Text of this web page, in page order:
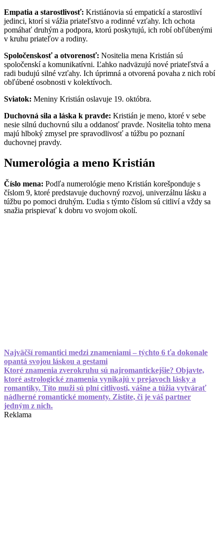
Empatia a starostlivosť: Kristiánovia sú empatickí a starostliví
jedinci, ktorí si vážia priateľstvo a rodinné vzťahy. Ich ochota
pomáhať druhým a podpora, ktorú poskytujú, ich robí obľúbenými
v kruhu priateľov a rodiny.
Spoločenskosť a otvorenosť: Nositelia mena Kristián sú
spoločenskí a komunikatívni. Ľahko nadväzujú nové priateľstvá a
radi budujú silné vzťahy. Ich úprimná a otvorená povaha z nich robí
obľúbené osobnosti v kolektívoch.
Sviatok: Meniny Kristián oslavuje 19. októbra.
Duchovná sila a láska k pravde: Kristián je meno, ktoré v sebe
nesie silnú duchovnú silu a oddanosť pravde. Nositelia tohto mena
majú hlboký zmysel pre spravodlivosť a túžbu po poznaní
duchovnej pravdy.
Numerológia a meno Kristián
Číslo mena: Podľa numerológie meno Kristián korešponduje s
číslom 9, ktoré predstavuje duchovný rozvoj, univerzálnu lásku a
túžbu po pomoci druhým. Ľudia s týmto číslom sú citliví a vždy sa
snažia prispievať k dobru vo svojom okolí.
Najväčší romantici medzi znameniami – týchto 6 ťa dokonale
opantá svojou láskou a gestami
Ktoré znamenia zverokruhu sú najromantickejšie? Objavte,
ktoré astrologické znamenia vynikajú v prejavoch lásky a
romantiky. Títo muži sú plní citlivosti, vášne a túžia vytvárať
nádherné romantické momenty. Zistite, či je váš partner
jedným z nich.
Reklama